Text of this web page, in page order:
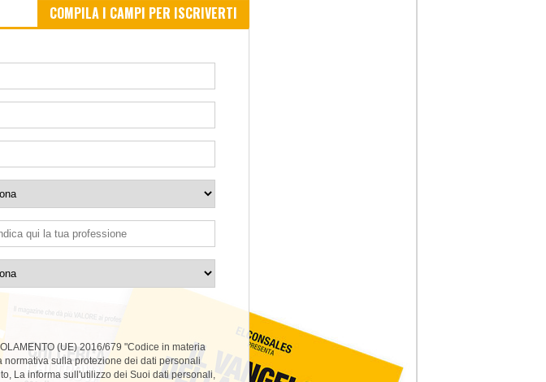
COMPILA I CAMPI PER ISCRIVERTI
(UE) 2016/679 "Codice in materia
sulla protezione dei dati personali
La informa sull'utilizzo dei Suoi dati personali,